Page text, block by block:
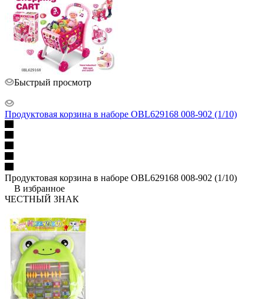
Быстрый просмотр
Продуктовая корзина в наборе OBL629168 008-902 (1/10)
Продуктовая корзина в наборе OBL629168 008-902 (1/10)
В избранное
ЧЕСТНЫЙ ЗНАК